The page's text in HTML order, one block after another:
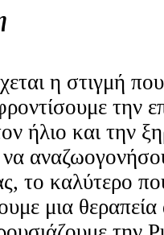
η στιγμή
την
ήλιο και την
το καλύτερο
μια